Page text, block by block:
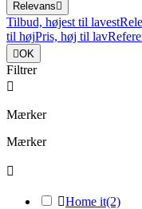
Relevans
Tilbud, højest til lavest
til højPris, høj til lav
OK
Filtrer

Mærker
Mærker

Home it(2)